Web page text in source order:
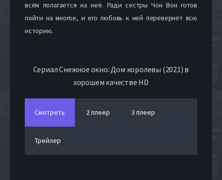
всём полагается на неё. Ради сестры Чон Вон готов
пойти на многое, и его любовь к ней перевернёт всю
историю.
Сериал Снежное окно: Дом королевы (2021) в
хорошем качестве HD
Смотреть 2 плеер 3 плеер
Трейлер